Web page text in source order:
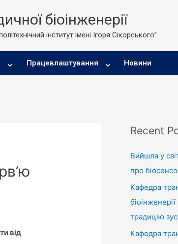
біоінженерії
інститут імені Ігоря Сікорського”
Працевлаштування Новини
від
Recent
Вийшла у
про
Кафедра
традицію
Кафедра